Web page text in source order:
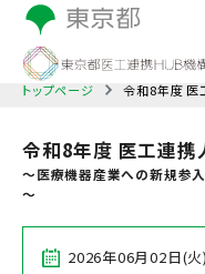
トップページ 令和8年度 医
令和8年度 医工連携
～医療機器産業への新規参
～
2026年06月02日(